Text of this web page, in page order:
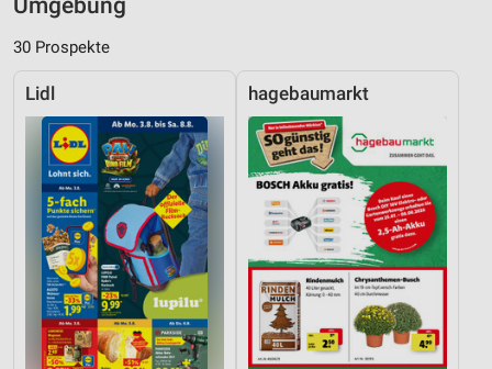
Umgebung
30 Prospekte
Lidl hagebaumarkt